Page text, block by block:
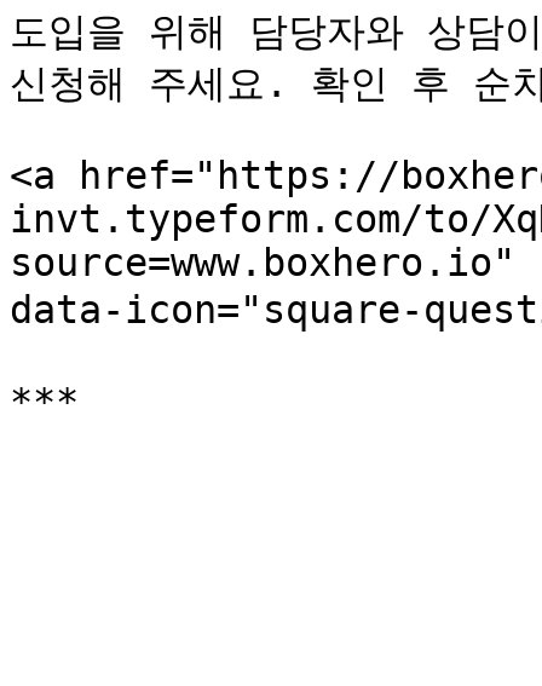
도입을 위해 담당자와 상담
신청해 주세요. 확인 후 순
<a href="https://
invt.typeform.com/to/
data-icon="square-